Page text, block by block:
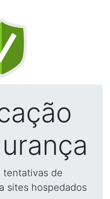
tentativas de
sites hospedados